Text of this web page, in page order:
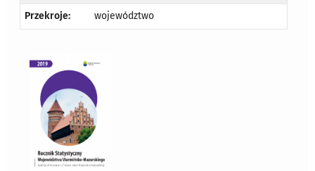
Przekroje: województwo